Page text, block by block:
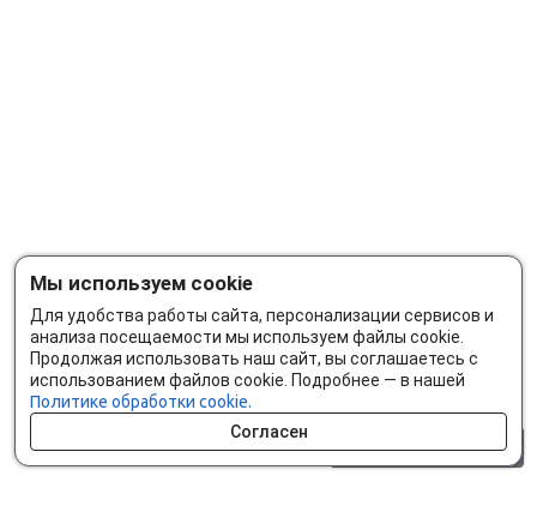
Мы используем cookie
Для удобства работы сайта, персонализации сервисов и
анализа посещаемости мы используем файлы cookie.
Продолжая использовать наш сайт, вы соглашаетесь с
использованием файлов cookie. Подробнее — в нашей
Политике обработки cookie.
Согласен